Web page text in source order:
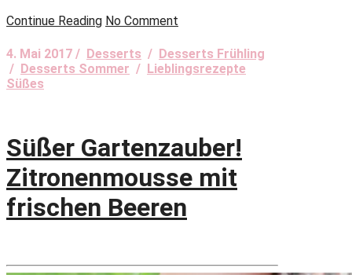
Continue Reading No Comment
4. Mai 2017 / Desserts / Desserts Frühling
/ Desserts Sommer / Lieblingsrezepte
Süßes
Süßer Gartenzauber!
Zitronenmousse mit
frischen Beeren